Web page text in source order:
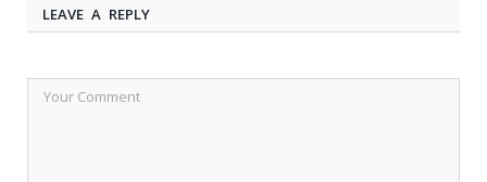
LEAVE A REPLY